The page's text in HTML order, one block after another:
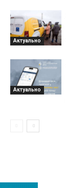
Актуально
Актуально